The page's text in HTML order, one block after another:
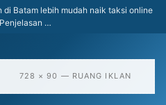
di Batam lebih mudah naik taksi online
…
728 × 90 — RUANG IKLAN